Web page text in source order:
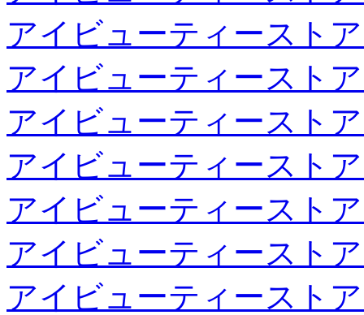
アイビューティースト
アイビューティースト
アイビューティースト
アイビューティースト
アイビューティースト
アイビューティースト
アイビューティースト